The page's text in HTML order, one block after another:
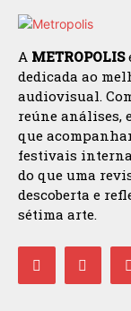
A METROPOLIS
dedicada ao
audiovisual.
reúne análises,
que
festivais
do que uma
descoberta e
sétima arte.